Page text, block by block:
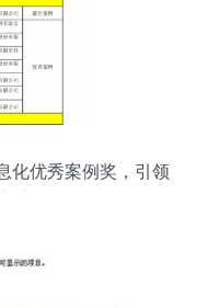
化优秀案例奖，引领